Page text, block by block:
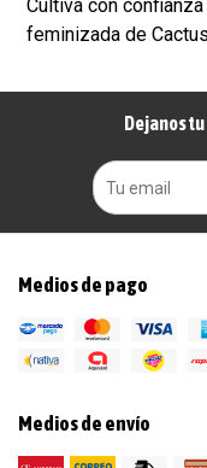
Cultivá con
feminizada de
Dejanos
Medios de pago
Medios de envío